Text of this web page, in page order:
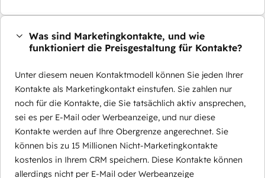
Was sind Marketingkontakte, und wie
funktioniert die Preisgestaltung für Kontakte?
Unter diesem neuen Kontaktmodell können Sie jeden Ihrer
Kontakte als Marketingkontakt einstufen. Sie zahlen nur
noch für die Kontakte, die Sie tatsächlich aktiv ansprechen,
sei es per E-Mail oder Werbeanzeige, und nur diese
Kontakte werden auf Ihre Obergrenze angerechnet. Sie
können bis zu 15 Millionen Nicht-Marketingkontakte
kostenlos in Ihrem CRM speichern. Diese Kontakte können
allerdings nicht per E-Mail oder Werbeanzeige